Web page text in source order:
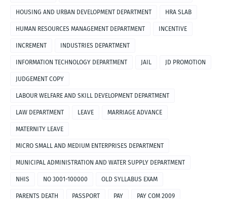
HOUSING AND URBAN DEVELOPMENT DEPARTMENT HRA SLAB
HUMAN RESOURCES MANAGEMENT DEPARTMENT INCENTIVE
INCREMENT INDUSTRIES DEPARTMENT
INFORMATION TECHNOLOGY DEPARTMENT JAIL JD PROMOTION
JUDGEMENT COPY
LABOUR WELFARE AND SKILL DEVELOPMENT DEPARTMENT
LAW DEPARTMENT LEAVE MARRIAGE ADVANCE
MATERNITY LEAVE
MICRO SMALL AND MEDIUM ENTERPRISES DEPARTMENT
MUNICIPAL ADMINISTRATION AND WATER SUPPLY DEPARTMENT
NHIS NO 3001-100000 OLD SYLLABUS EXAM
PARENTS DEATH PASSPORT PAY PAY COM 2009